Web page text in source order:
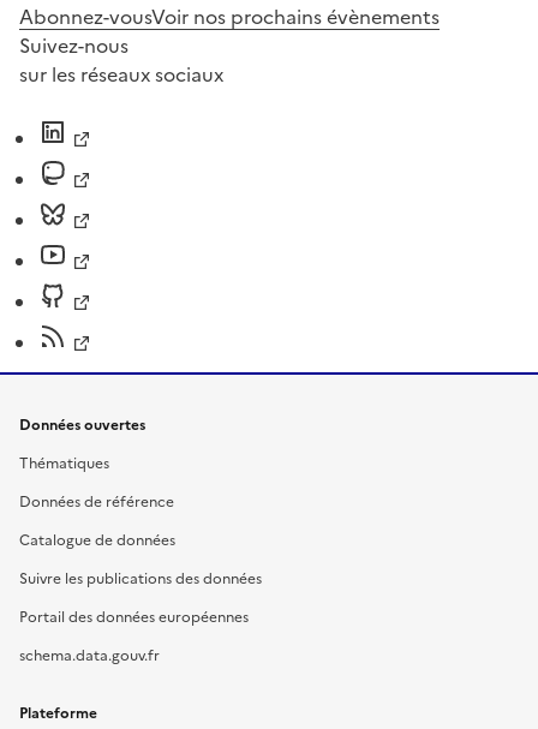
Abonnez-vousVoir nos prochains évènements
Suivez-nous
sur les réseaux sociaux
Données ouvertes
Thématiques
Données de référence
Catalogue de données
Suivre les publications des données
Portail des données européennes
schema.data.gouv.fr
Plateforme